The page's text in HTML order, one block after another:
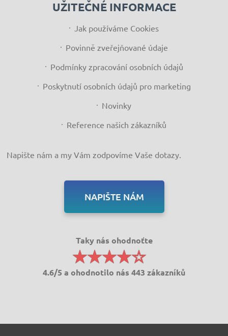
UŽITEČNÉ INFORMACE
Jak používáme Cookies
Povinně zveřejňované údaje
Podmínky zpracování osobních údajů
Poskytnutí osobních údajů pro marketing
Novinky
Reference našich zákazníků
Napište nám a my Vám zodpovíme Vaše dotazy.
NAPIŠTE NÁM
Taky nás ohodnoťte
4.6/5 a ohodnotilo nás 443 zákazníků